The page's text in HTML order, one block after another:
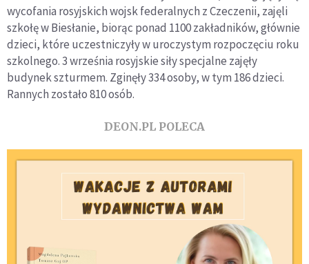
wycofania rosyjskich wojsk federalnych z Czeczenii, zajęli
szkołę w Biesłanie, biorąc ponad 1100 zakładników, głównie
dzieci, które uczestniczyły w uroczystym rozpoczęciu roku
szkolnego. 3 września rosyjskie siły specjalne zajęły
budynek szturmem. Zginęły 334 osoby, w tym 186 dzieci.
Rannych zostało 810 osób.
DEON.PL POLECA